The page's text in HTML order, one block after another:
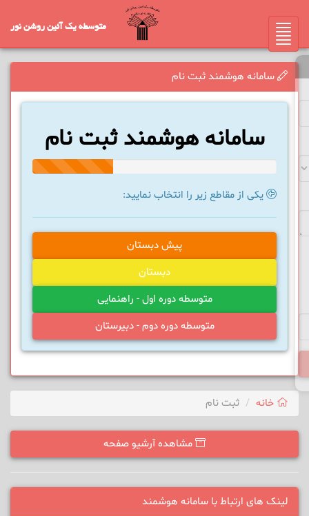
Toggle
navigation
متوسطه یک آئین روشن نور
سامانه هوشمند ثبت نام
سامانه هوشمند ثبت نام
33%
یکی از مقاطع زیر را انتخاب نمایید:
پیش دبستان
دبستان
متوسطه دوره اول - راهنمایی
متوسطه دوره دوم - دبیرستان
خانه ثبت نام
مشاهده آرشیو صفحه
لینک های ارتباط با سامانه هوشمند